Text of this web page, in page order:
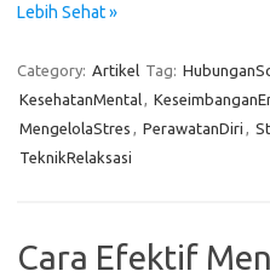
Lebih Sehat »
Category: Artikel Tag:
KesehatanMental,
MengelolaStres , PerawatanDiri ,
TeknikRelaksasi
Cara Efektif